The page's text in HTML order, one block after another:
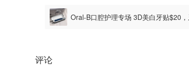
Oral-B口腔护理专场 3D美白牙贴$20
评论